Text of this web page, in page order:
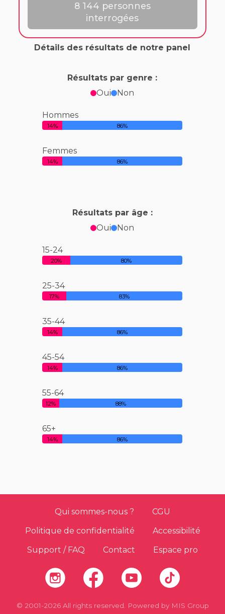
8 144 personnes
interrogées
Détails des résultats de notre panel
Résultats par genre :
Oui
Non
Hommes
14% 86%
Femmes
14% 86%
Résultats par âge :
Oui
Non
15-24
20% 80%
25-34
17% 83%
35-44
14% 86%
45-54
14% 86%
55-64
12% 88%
65+
14% 86%
Qui sommes-nous ?
CGU
Politique de confidentialité
Accessibilité
Support / FAQ
Contact Espace pro
© 2001-2026 All rights reserved. Powered by MIS Group